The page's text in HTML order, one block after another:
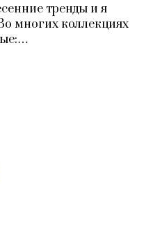
тренды и я
многих коллекциях